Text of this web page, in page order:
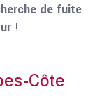
de fuite
!
Côte